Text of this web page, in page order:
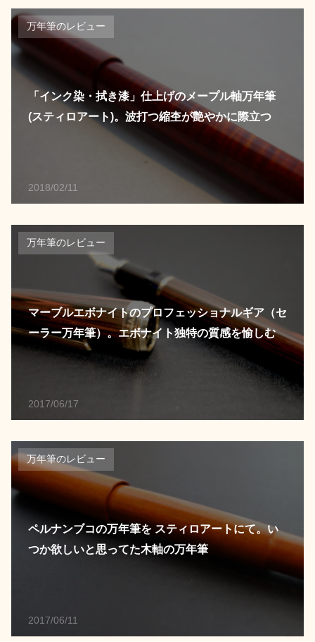
万年筆のレビュー
2018/02/11
「インク染・拭き漆」仕上げのメープル軸万年筆
(スティロアート)。波打つ縮杢が艶やかに際立つ
万年筆のレビュー
2017/06/17
マーブルエボナイトのプロフェッショナルギア（セ
ーラー万年筆）。エボナイト独特の質感を愉しむ
万年筆のレビュー
2017/06/11
ペルナンブコの万年筆を スティロアートにて。い
つか欲しいと思ってた木軸の万年筆